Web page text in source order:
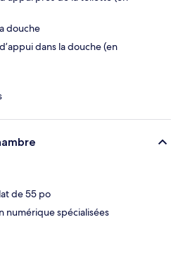
douche
dans la douche (en
de 55 po
numérique spécialisées